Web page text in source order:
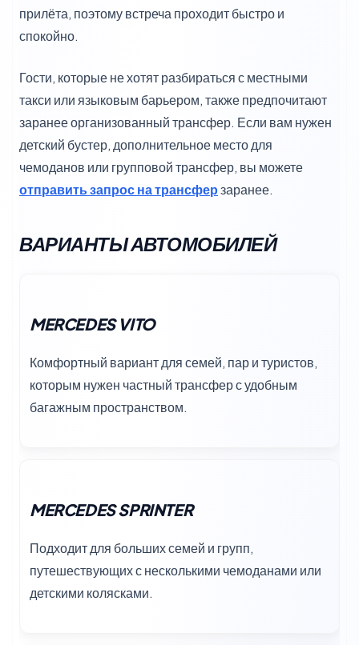
прилёта, поэтому встреча проходит быстро и
спокойно.
Гости, которые не хотят разбираться с местными
такси или языковым барьером, также предпочитают
заранее организованный трансфер. Если вам нужен
детский бустер, дополнительное место для
чемоданов или групповой трансфер, вы можете
отправить запрос на трансферзаранее.
ВАРИАНТЫ АВТОМОБИЛЕЙ
MERCEDES VITO
Комфортный вариант для семей, пар и туристов,
которым нужен частный трансфер с удобным
багажным пространством.
MERCEDES SPRINTER
Подходит для больших семей и групп,
путешествующих с несколькими чемоданами или
детскими колясками.